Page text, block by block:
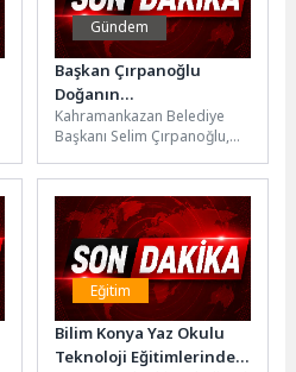
Gündem
Başkan Çırpanoğlu
Doğanın
Kahramanlarıyla Buluştu
Kahramankazan Belediye
Başkanı Selim Çırpanoğlu,
ilçenin çehresini
güzelleştiren Park ve
Bahçeler Müdürlüğü...
Eğitim
Bilim Konya Yaz Okulu
Teknoloji Eğitimlerinde